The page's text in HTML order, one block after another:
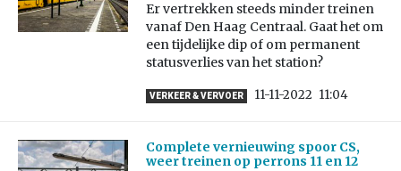
Er vertrekken steeds minder treinen
vanaf Den Haag Centraal. Gaat het om
een tijdelijke dip of om permanent
statusverlies van het station?
VERKEER & VERVOER 11-11-2022 11:04
Complete vernieuwing spoor CS,
weer treinen op perrons 11 en 12